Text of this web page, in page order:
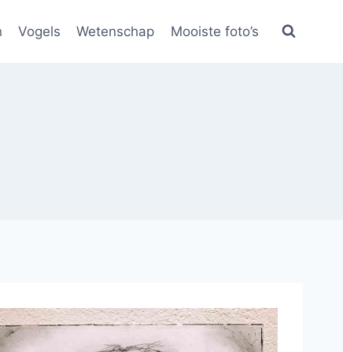
Vogels Wetenschap Mooiste foto’s